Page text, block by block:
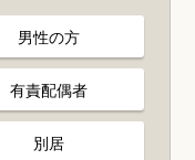
男性の方
有責配偶者
別居